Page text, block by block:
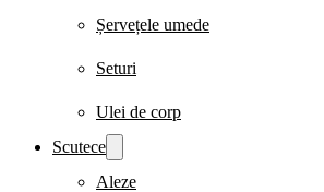
Șervețele umede
Seturi
Ulei de corp
Scutece
Aleze